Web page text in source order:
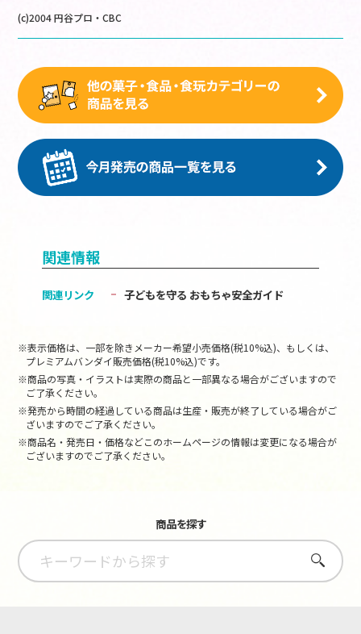
(c)2004 円谷プロ・CBC
関連情報
関連リンク 子どもを守る おもちゃ安全ガイド
※表示価格は、一部を除きメーカー希望小売価格(税10%込)、もしくは、
プレミアムバンダイ販売価格(税10%込)です。
※商品の写真・イラストは実際の商品と一部異なる場合がございますので
ご了承ください。
※発売から時間の経過している商品は生産・販売が終了している場合がご
ざいますのでご了承ください。
※商品名・発売日・価格などこのホームページの情報は変更になる場合が
ございますのでご了承ください。
商品を探す
さがす